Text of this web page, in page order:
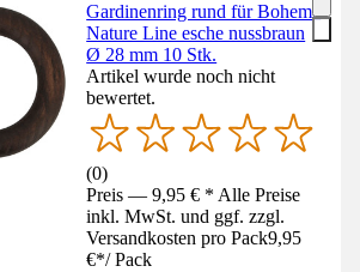
Gardinenring rund für Boheme
Nature Line esche nussbraun
Ø 28 mm 10 Stk.
Artikel wurde noch nicht
bewertet.
(0)
Preis — 9,95 € * Alle Preise
inkl. MwSt. und ggf. zzgl.
Versandkosten pro Pack9,95
€*/ Pack